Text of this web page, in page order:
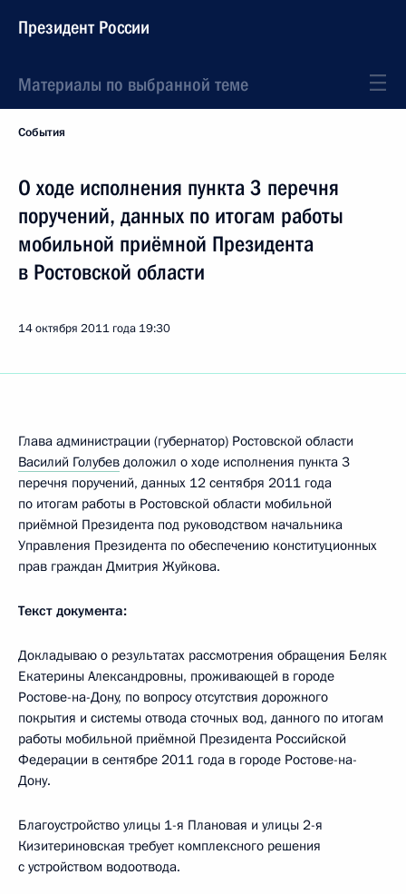
Президент России
Материалы по выбранной теме
События
О ходе исполнения пункта 3 перечня
поручений, данных по итогам работы
мобильной приёмной Президента
в Ростовской области
14 октября 2011 года 19:30
Глава администрации (губернатор) Ростовской области
Василий Голубев доложил о ходе исполнения пункта 3
перечня поручений, данных 12 сентября 2011 года
по итогам работы в Ростовской области мобильной
приёмной Президента под руководством начальника
Управления Президента по обеспечению конституционных
прав граждан Дмитрия Жуйкова.
Текст документа:
Докладываю о результатах рассмотрения обращения Беляк
Екатерины Александровны, проживающей в городе
Ростове-на-Дону, по вопросу отсутствия дорожного
покрытия и системы отвода сточных вод, данного по итогам
работы мобильной приёмной Президента Российской
Федерации в сентябре 2011 года в городе Ростове-на-
Дону.
Благоустройство улицы 1-я Плановая и улицы 2-я
Кизитериновская требует комплексного решения
с устройством водоотвода.